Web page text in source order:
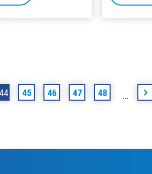
44 45 46 47 48 …